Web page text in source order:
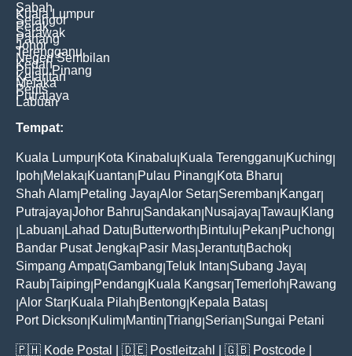
Sabah
Kuala Lumpur
Selangor
Perak
Sarawak
Pahang
Johor
Terengganu
Negeri Sembilan
Kedah
Pulau Pinang
Kelantan
Melaka
Perlis
Putrajaya
Labuan
Tempat:
Kuala Lumpur Kota Kinabalu Kuala Terengganu Kuching
Ipoh Melaka Kuantan Pulau Pinang Kota Bharu
Shah Alam Petaling Jaya Alor Setar Seremban Kangar
Putrajaya Johor Bahru Sandakan Nusajaya Tawau Klang
Labuan Lahad Datu Butterworth Bintulu Pekan Puchong
Bandar Pusat Jengka Pasir Mas Jerantut| Bachok
Simpang Ampat|Gambang Teluk Intan Subang Jaya
Raub Taiping Pendang Kuala Kangsar Temerloh Rawang
Alor Star Kuala Pilah Bentong Kepala Batas
Port Dickson Kulim Mantin Triang Serian Sungai Petani
🇵🇭 Kode Postal | 🇩🇪 Postleitzahl | 🇬🇧 Postcode